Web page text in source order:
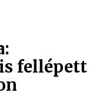
fellépett